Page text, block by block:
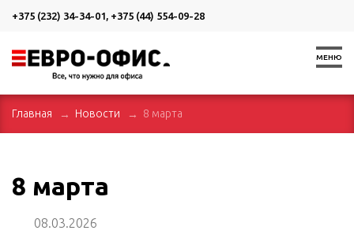
+375 (232) 34-34-01, +375 (44) 554-09-28
МЕНЮ
Главная Новости 8 марта
8 марта
08.03.2026